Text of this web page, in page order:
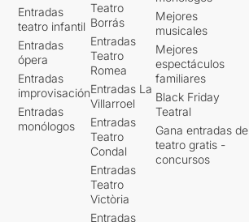
Entradas
teatro infantil
Entradas
ópera
Entradas
improvisación
Entradas
monólogos
Teatro
Borrás
Entradas
Teatro
Romea
Entradas La
Villarroel
Entradas
Teatro
Condal
Entradas
Teatro
Victòria
Entradas
Mejores
musicales
Mejores
espectáculos
familiares
Black Friday
Teatral
Gana entradas de
teatro gratis -
concursos